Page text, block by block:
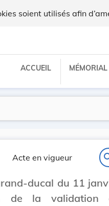
soient utilisés afin
ACCUEIL
Acte en vigueur
ducal du 11
de la validation